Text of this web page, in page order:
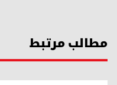
مطالب مرتبط